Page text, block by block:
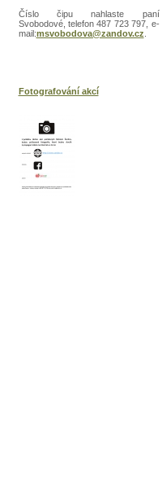
Číslo čipu nahlaste paní
Svobodové, telefon 487 723 797, e-
mail:msvobodova@zandov.cz
Fotografování akcí